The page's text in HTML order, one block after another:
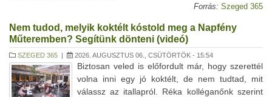
Forrás: Szeged 365
Nem tudod, melyik koktélt kóstold meg a Napfény
Műteremben? Segítünk dönteni (videó)
SZEGED 365 | 2026. AUGUSZTUS 06., CSÜTÖRTÖK - 15:54
Biztosan veled is előfordult már, hogy szerettél
volna inni egy jó koktélt, de nem tudtad, mit
válassz az itallapról. Réka kolléganőnk szerint